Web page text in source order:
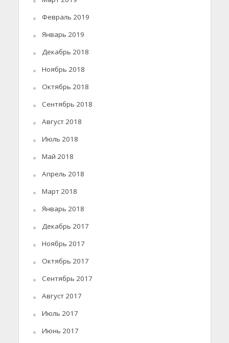
Февраль 2019
Январь 2019
Декабрь 2018
Ноябрь 2018
Октябрь 2018
Сентябрь 2018
Август 2018
Июль 2018
Май 2018
Апрель 2018
Март 2018
Январь 2018
Декабрь 2017
Ноябрь 2017
Октябрь 2017
Сентябрь 2017
Август 2017
Июль 2017
Июнь 2017